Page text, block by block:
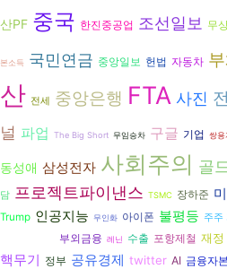
산PF 중국 한진중공업 조선일보 무
본소득 국민연금 중앙일보 헌법 자동차
산 전세 중앙은행 FTA 사진
널 파업 The Big Short 무임승차 구글 기업 쌍용
동성애 삼성전자 사회주의 골
담 프로젝트파이낸스 TSMC 장하준
Trump 인공지능 무인화 아이폰 불평등 주주
부외금융 레닌 수출 포항제철 재정
핵무기 정부 공유경제 twitter AI 금융자